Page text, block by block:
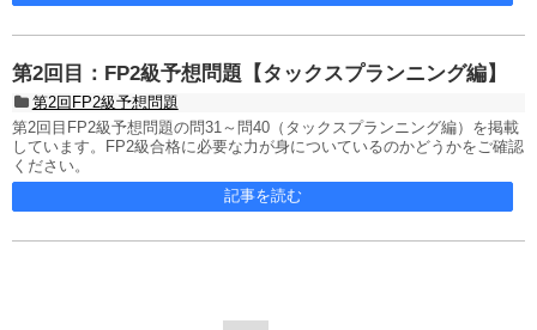
第2回目：FP2級予想問題【タックスプランニング編】
第2回FP2級予想問題
第2回目FP2級予想問題の問31～問40（タックスプランニング編）を掲載
しています。FP2級合格に必要な力が身についているのかどうかをご確認
ください。
記事を読む